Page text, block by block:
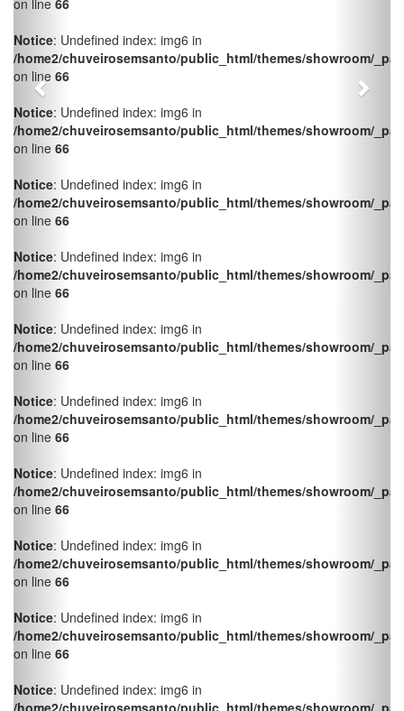
Notice : Undefined index: img6 in
on line66
Notice : Undefined index: img6 in
/home2/chuveirosemsanto/public_html/themes/showroom/
on line66
Notice : Undefined index: img6 in
on line66
Notice : Undefined index: img6 in
on line66
Notice : Undefined index: img6 in
on line66
Notice : Undefined index: img6 in
on line66
Notice : Undefined index: img6 in
on line66
Notice : Undefined index: img6 in
on line66
Notice : Undefined index: img6 in
on line66
Notice : Undefined index: img6 in
on line66